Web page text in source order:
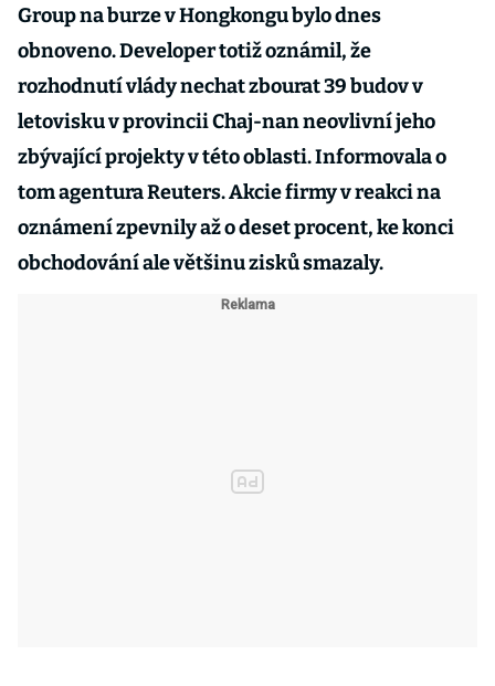
Group na burze v Hongkongu bylo dnes
obnoveno. Developer totiž oznámil, že
rozhodnutí vlády nechat zbourat 39 budov v
letovisku v provincii Chaj-nan neovlivní jeho
zbývající projekty v této oblasti. Informovala o
tom agentura Reuters. Akcie firmy v reakci na
oznámení zpevnily až o deset procent, ke konci
obchodování ale většinu zisků smazaly.